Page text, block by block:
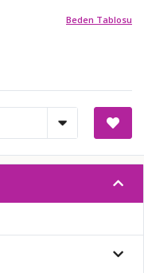
Beden Tablosu